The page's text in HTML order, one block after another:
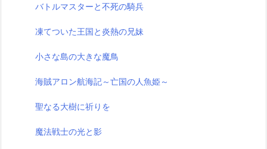
バトルマスターと不死の騎兵
凍てついた王国と炎熱の兄妹
小さな島の大きな魔鳥
海賊アロン航海記～亡国の人魚姫～
聖なる大樹に祈りを
魔法戦士の光と影